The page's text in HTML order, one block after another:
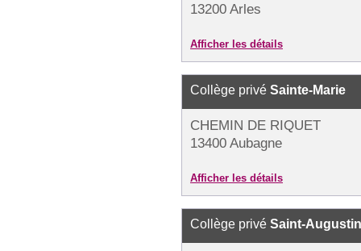
13200 Arles
Afficher les détails
Collège privé Sainte-Marie
CHEMIN DE RIQUET
13400 Aubagne
Afficher les détails
Collège privé Saint-Augustin